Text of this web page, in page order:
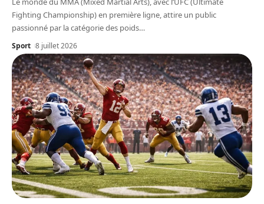
Fighting Championship) en première ligne, attire un public
passionné par la catégorie des poids…
Sport 8 juillet 2026